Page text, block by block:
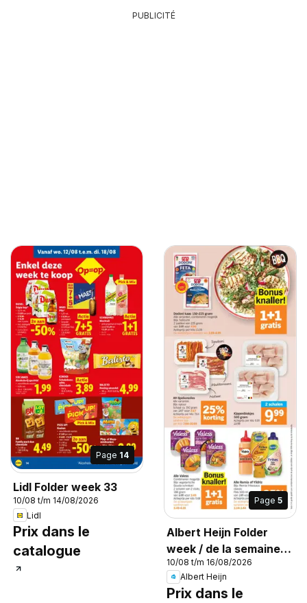
PUBLICITÉ
Page 14
Lidl Folder week 33
10/08 t/m 14/08/2026
Lidl
Prix dans le
catalogue
Page 5
Albert Heijn Folder
week / de la semaine
33
10/08 t/m 16/08/2026
Albert Heijn
Prix dans le